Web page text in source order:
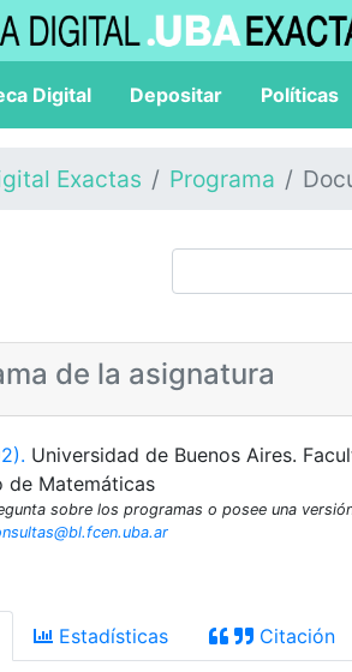
Digital Depositar Políticas
Exactas Programa
de la asignatura
Universidad de Buenos Aires.
de Matemáticas
sobre los programas o posee una
Estadísticas Citación